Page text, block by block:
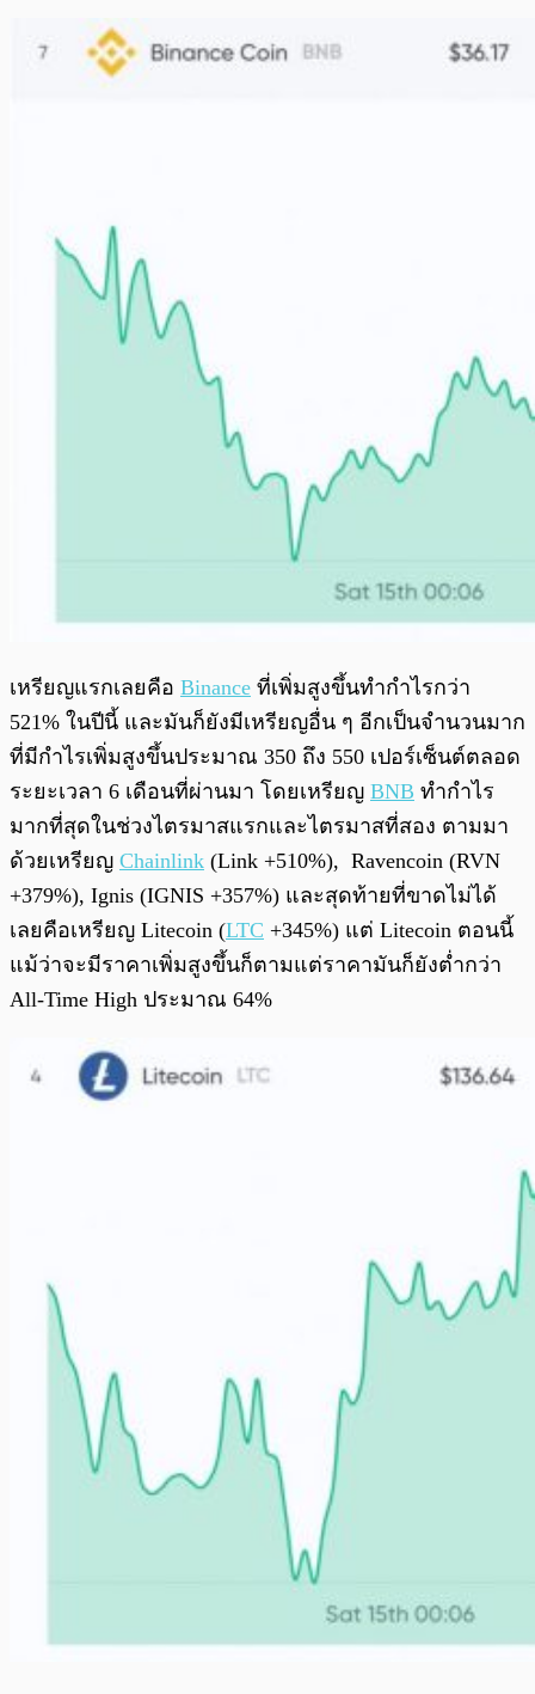
เหรียญแรกเลยคือ Binance ที่เพิ่มสูงขึ้นทำกำไรกว่า
521% ในปีนี้ และมันก็ยังมีเหรียญอื่น ๆ อีกเป็นจำนวนมาก
ที่มีกำไรเพิ่มสูงขึ้นประมาณ 350 ถึง 550 เปอร์เซ็นต์ตลอด
ระยะเวลา 6 เดือนที่ผ่านมา โดยเหรียญ BNB ทำกำไร
มากที่สุดในช่วงไตรมาสแรกและไตรมาสที่สอง ตามมา
ด้วยเหรียญ Chainlink (Link +510%), Ravencoin (RVN
+379%), Ignis (IGNIS +357%) และสุดท้ายที่ขาดไม่ได้
เลยคือเหรียญ Litecoin (LTC +345%) แต่ Litecoin ตอนนี้
แม้ว่าจะมีราคาเพิ่มสูงขึ้นก็ตามแต่ราคามันก็ยังต่ำกว่า
All-Time High ประมาณ 64%